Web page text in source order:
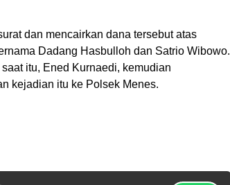
dan mencairkan dana tersebut atas
Dadang Hasbulloh dan Satrio Wibowo.
itu, Ened Kurnaedi, kemudian
kejadian itu ke Polsek Menes.